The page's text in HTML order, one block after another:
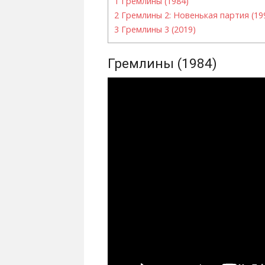
2 Гремлины 2: Новенькая партия
3 Гремлины 3 (2019)
Гремлины (1984)